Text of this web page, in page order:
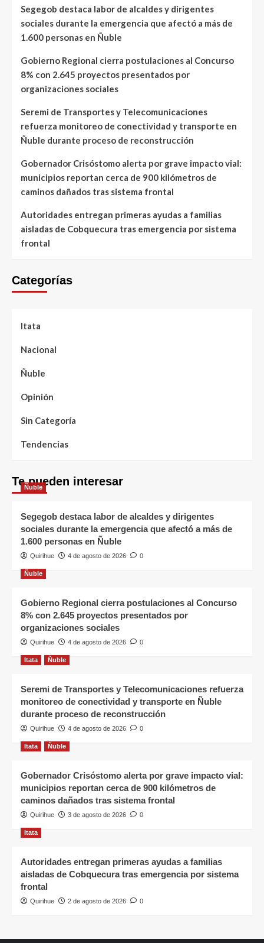
Segegob destaca labor de alcaldes y dirigentes
sociales durante la emergencia que afectó a más de
1.600 personas en Ñuble
Gobierno Regional cierra postulaciones al Concurso
8% con 2.645 proyectos presentados por
organizaciones sociales
Seremi de Transportes y Telecomunicaciones
refuerza monitoreo de conectividad y transporte en
Ñuble durante proceso de reconstrucción
Gobernador Crisóstomo alerta por grave impacto vial:
municipios reportan cerca de 900 kilómetros de
caminos dañados tras sistema frontal
Autoridades entregan primeras ayudas a familias
aisladas de Cobquecura tras emergencia por sistema
frontal
Categorías
Itata
Nacional
Ñuble
Opinión
Sin Categoría
Tendencias
Te pueden interesar
Ñuble
Segegob destaca labor de alcaldes y dirigentes
sociales durante la emergencia que afectó a más de
1.600 personas en Ñuble
Quirihue 4 de agosto de 2026 0
Ñuble
Gobierno Regional cierra postulaciones al Concurso
8% con 2.645 proyectos presentados por
organizaciones sociales
Quirihue 4 de agosto de 2026 0
Itata Ñuble
Seremi de Transportes y Telecomunicaciones refuerza
monitoreo de conectividad y transporte en Ñuble
durante proceso de reconstrucción
Quirihue 4 de agosto de 2026 0
Itata Ñuble
Gobernador Crisóstomo alerta por grave impacto vial:
municipios reportan cerca de 900 kilómetros de
caminos dañados tras sistema frontal
Quirihue 3 de agosto de 2026 0
Itata
Autoridades entregan primeras ayudas a familias
aisladas de Cobquecura tras emergencia por sistema
frontal
Quirihue 2 de agosto de 2026 0